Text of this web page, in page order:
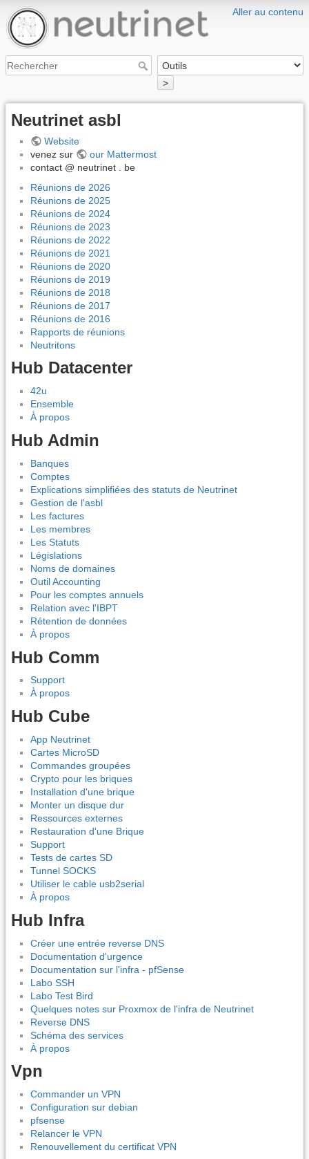
Aller au contenu
>
Neutrinet asbl
Website
venez sur
our Mattermost
contact @ neutrinet . be
Réunions de 2026
Réunions de 2025
Réunions de 2024
Réunions de 2023
Réunions de 2022
Réunions de 2021
Réunions de 2020
Réunions de 2019
Réunions de 2018
Réunions de 2017
Réunions de 2016
Rapports de réunions
Neutritons
Hub Datacenter
42u
Ensemble
À propos
Hub Admin
Banques
Comptes
Explications simplifiées des statuts de Neutrinet
Gestion de l'asbl
Les factures
Les membres
Les Statuts
Législations
Noms de domaines
Outil Accounting
Pour les comptes annuels
Relation avec l'IBPT
Rétention de données
À propos
Hub Comm
Support
À propos
Hub Cube
App Neutrinet
Cartes MicroSD
Commandes groupées
Crypto pour les briques
Installation d'une brique
Monter un disque dur
Ressources externes
Restauration d'une Brique
Support
Tests de cartes SD
Tunnel SOCKS
Utiliser le cable usb2serial
À propos
Hub Infra
Créer une entrée reverse DNS
Documentation d'urgence
Documentation sur l'infra - pfSense
Labo SSH
Labo Test Bird
Quelques notes sur Proxmox de l'infra de Neutrinet
Reverse DNS
Schéma des services
À propos
Vpn
Commander un VPN
Configuration sur debian
pfsense
Relancer le VPN
Renouvellement du certificat VPN